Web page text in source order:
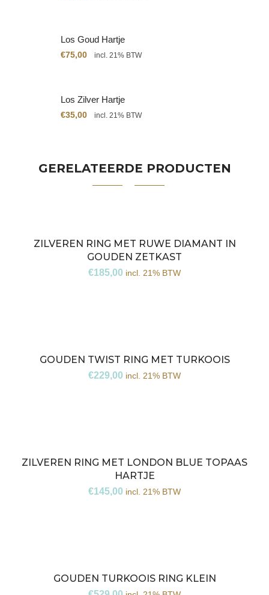
Los Goud Hartje
€75,00 incl. 21% BTW
Los Zilver Hartje
€35,00 incl. 21% BTW
GERELATEERDE PRODUCTEN
ZILVEREN RING MET RUWE DIAMANT IN
GOUDEN ZETKAST
€185,00 incl. 21% BTW
GOUDEN TWIST RING MET TURKOOIS
€229,00 incl. 21% BTW
ZILVEREN RING MET LONDON BLUE TOPAAS
HARTJE
€145,00 incl. 21% BTW
GOUDEN TURKOOIS RING KLEIN